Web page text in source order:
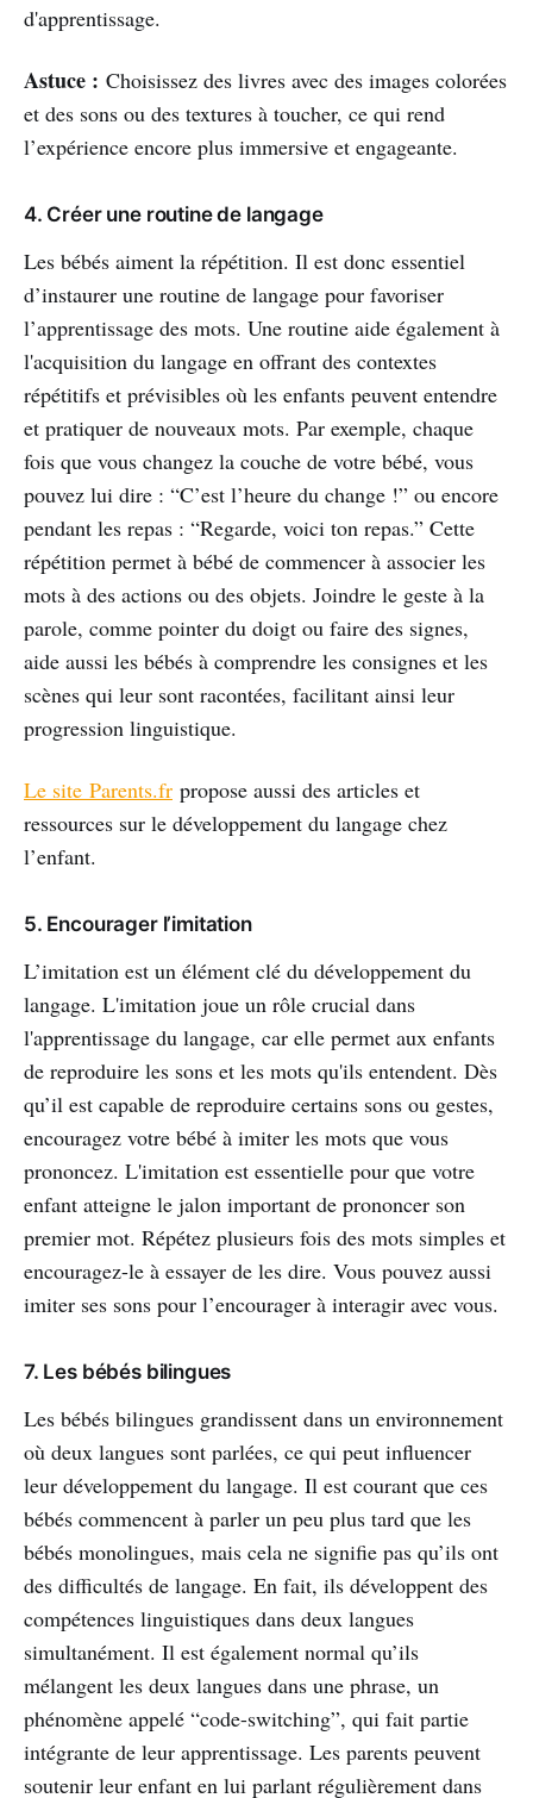
d'apprentissage.
Astuce : Choisissez des livres avec des images colorées
et des sons ou des textures à toucher, ce qui rend
l’expérience encore plus immersive et engageante.
4. Créer une routine de langage
Les bébés aiment la répétition. Il est donc essentiel
d’instaurer une routine de langage pour favoriser
l’apprentissage des mots. Une routine aide également à
l'acquisition du langage en offrant des contextes
répétitifs et prévisibles où les enfants peuvent entendre
et pratiquer de nouveaux mots. Par exemple, chaque
fois que vous changez la couche de votre bébé, vous
pouvez lui dire : “C’est l’heure du change !” ou encore
pendant les repas : “Regarde, voici ton repas.” Cette
répétition permet à bébé de commencer à associer les
mots à des actions ou des objets. Joindre le geste à la
parole, comme pointer du doigt ou faire des signes,
aide aussi les bébés à comprendre les consignes et les
scènes qui leur sont racontées, facilitant ainsi leur
progression linguistique.
Le site Parents.fr propose aussi des articles et
ressources sur le développement du langage chez
l’enfant.
5. Encourager l’imitation
L’imitation est un élément clé du développement du
langage. L'imitation joue un rôle crucial dans
l'apprentissage du langage, car elle permet aux enfants
de reproduire les sons et les mots qu'ils entendent. Dès
qu’il est capable de reproduire certains sons ou gestes,
encouragez votre bébé à imiter les mots que vous
prononcez. L'imitation est essentielle pour que votre
enfant atteigne le jalon important de prononcer son
premier mot. Répétez plusieurs fois des mots simples et
encouragez-le à essayer de les dire. Vous pouvez aussi
imiter ses sons pour l’encourager à interagir avec vous.
7. Les bébés bilingues
Les bébés bilingues grandissent dans un environnement
où deux langues sont parlées, ce qui peut influencer
leur développement du langage. Il est courant que ces
bébés commencent à parler un peu plus tard que les
bébés monolingues, mais cela ne signifie pas qu’ils ont
des difficultés de langage. En fait, ils développent des
compétences linguistiques dans deux langues
simultanément. Il est également normal qu’ils
mélangent les deux langues dans une phrase, un
phénomène appelé “code-switching”, qui fait partie
intégrante de leur apprentissage. Les parents peuvent
soutenir leur enfant en lui parlant régulièrement dans